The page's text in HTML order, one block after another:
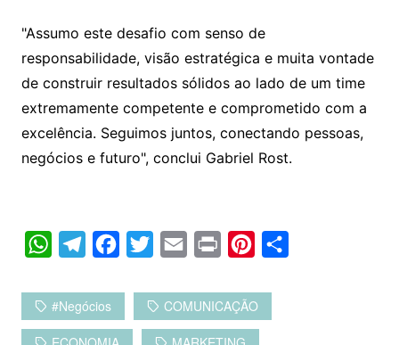
"Assumo este desafio com senso de
responsabilidade, visão estratégica e muita vontade
de construir resultados sólidos ao lado de um time
extremamente competente e comprometido com a
excelência. Seguimos juntos, conectando pessoas,
negócios e futuro", conclui Gabriel Rost.
W
a
t
l
e
c
e
i
t
a
i
i
n
n
t
#negócios COMUNICAÇÃO